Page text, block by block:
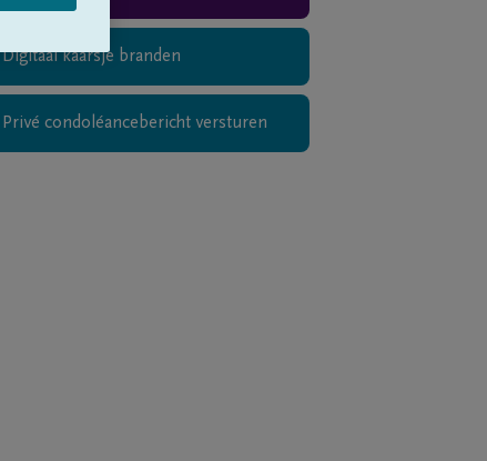
Digitaal kaarsje branden
Privé condoléancebericht versturen